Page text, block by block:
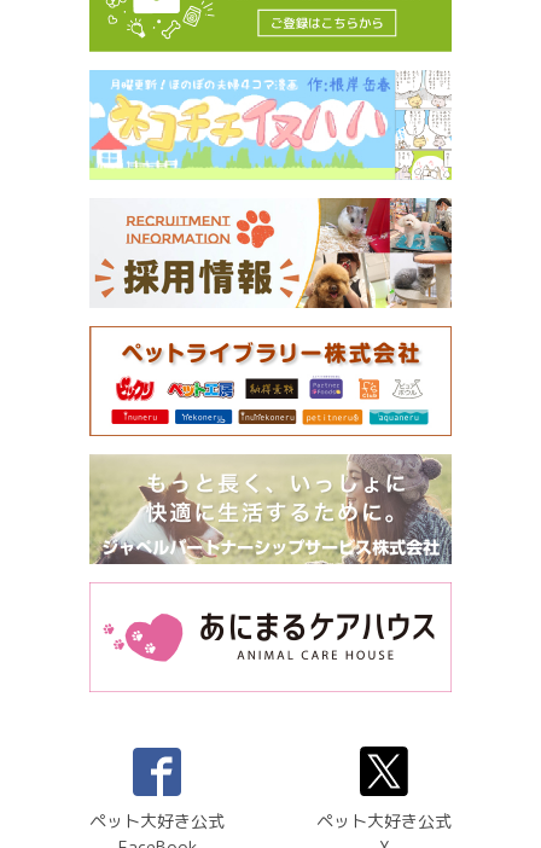
ペット大好き公式
ペット大好き公式